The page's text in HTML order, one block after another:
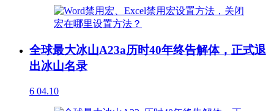
全球最大冰山A23a历时40年终告解体，正式退
出冰山名录
6 04.10